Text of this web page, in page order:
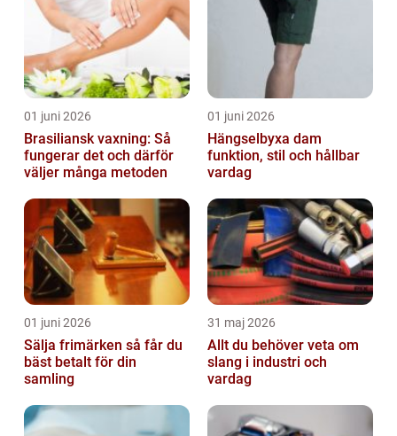
01 juni 2026
Brasiliansk vaxning: Så
fungerar det och därför
väljer många metoden
01 juni 2026
Hängselbyxa dam
funktion, stil och hållbar
vardag
01 juni 2026
Sälja frimärken så får du
bäst betalt för din
samling
31 maj 2026
Allt du behöver veta om
slang i industri och
vardag